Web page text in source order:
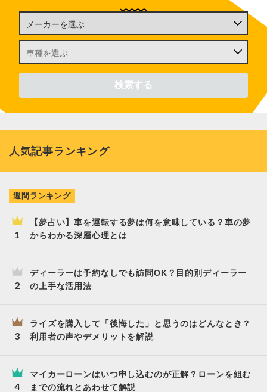
人気記事ランキング
週間ランキング
【夢占い】車を運転する夢は何を意味している？車の夢
からわかる深層心理とは
ディーラーは予約なしでも訪問OK？目的別ディーラー
の上手な活用法
ライズを購入して「後悔した」と思うのはどんなとき？
利用者の声やデメリットを解説
マイカーローンはいつ申し込むのが正解？ローンを組む
までの流れとあわせて解説